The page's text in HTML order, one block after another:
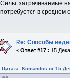
Силы, затрачиваемые
потребуется в среднем
Re: Способы
«Ответ #17 : 15
Цитата: Komandos от 15